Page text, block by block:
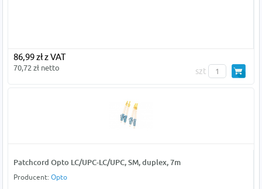
86,99 zł z VAT
70,72 zł netto szt
Patchcord Opto LC/UPC-LC/UPC, SM, duplex, 7m
Producent: Opto